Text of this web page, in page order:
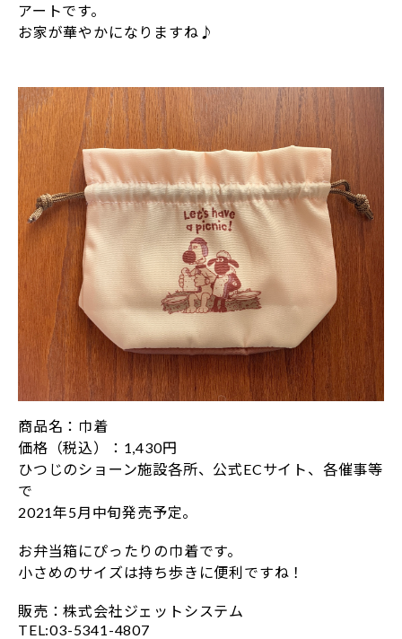
アートです。
お家が華やかになりますね♪
商品名：巾着
価格（税込）：1,430円
ひつじのショーン施設各所、公式ECサイト、各催事等
で
2021年5月中旬発売予定。
お弁当箱にぴったりの巾着です。
小さめのサイズは持ち歩きに便利ですね！
販売：株式会社ジェットシステム
TEL:03-5341-4807